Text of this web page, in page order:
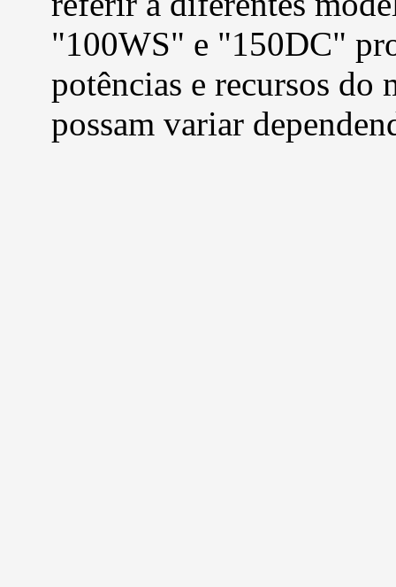
"100WS" e "150DC"
potências e recursos do
possam variar